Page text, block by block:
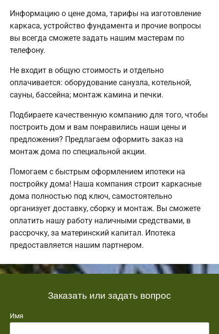
Информацию о цене дома, тарифы на изготовление
каркаса, устройство фундамента и прочие вопросы
вы всегда сможете задать нашим мастерам по
телефону.
Не входит в общую стоимость и отдельно
оплачивается: оборудование санузла, котельной,
сауны, бассейна; монтаж камина и печки.
Подбираете качественную компанию для того, чтобы
построить дом и вам понравились наши цены и
предложения? Предлагаем оформить заказ на
монтаж дома по специальной акции.
Помогаем с быстрым оформлением ипотеки на
постройку дома! Наша компания строит каркасные
дома полностью под ключ, самостоятельно
организует доставку, сборку и монтаж. Вы сможете
оплатить нашу работу наличными средствами, в
рассрочку, за материнский капитал. Ипотека
предоставляется нашим партнером.
Заказать или задать вопрос
Имя